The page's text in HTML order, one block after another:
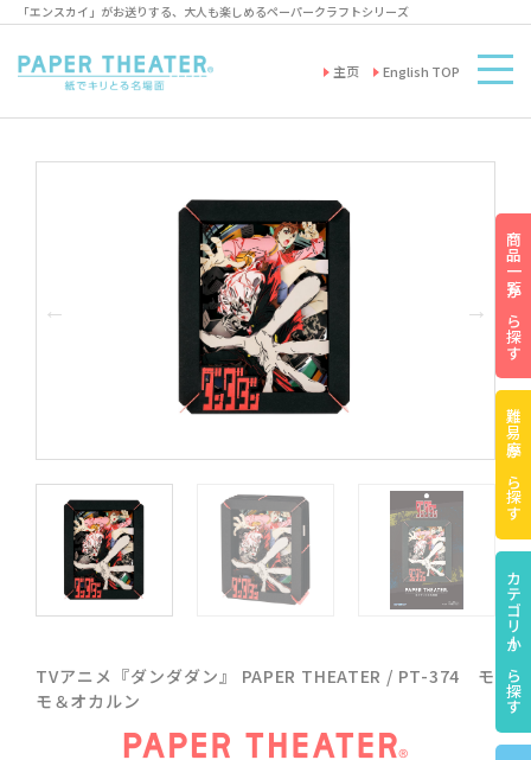
「エンスカイ」がお送りする、大人も楽しめるペーパークラフトシリーズ
主页 English TOP
TVアニメ『ダンダダン』 PAPER THEATER / PT-374 モ
モ＆オカルン
商品一覧から探す
難易度から探す
カテゴリーから探す